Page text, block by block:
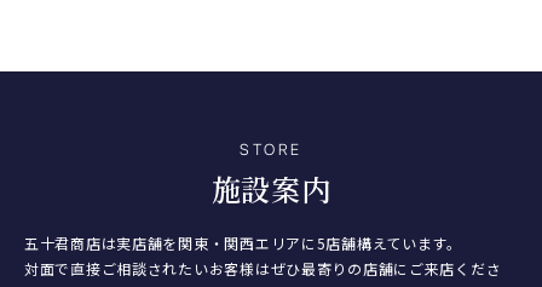
STORE
施設案内
五十君商店は実店舗を関東・関西エリアに5店舗構えています。
対面で直接ご相談されたいお客様はぜひ最寄りの店舗にご来店くださ